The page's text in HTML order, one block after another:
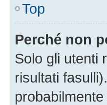
Top
Perché non
Solo gli utenti
risultati